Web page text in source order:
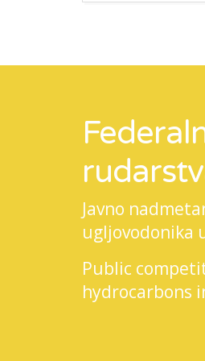
Javno
ugljovodonika
Public
hydrocarbons